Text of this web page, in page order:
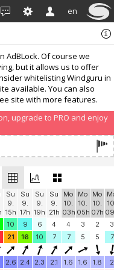
en
AdBLock. Of course we
but it allows us to offer
whitelisting Windguru in
available. You can also
site with more features.
upgrade to PRO and enjoy
Su
9.
15h
Su
9.
17h
Su
9.
19h
Su
9.
21h
Mo
10.
03h
Mo
10.
05h
Mo
10.
07h
10 9 6 4 4 3 2
3
21 16 10 7 7 5 5 7
2.6 2.4 2.3 2.1 1.6 1.6 1.8
2